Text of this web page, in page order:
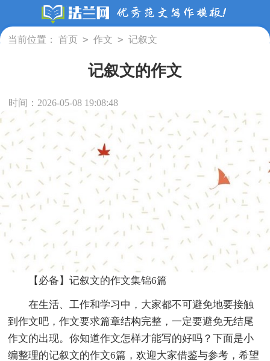
当前位置： 首页 > 作文 > 记叙文
记叙文的作文
时间：2026-05-08 19:08:48
【必备】记叙文的作文集锦6篇
在生活、工作和学习中，大家都不可避免地要接触
到作文吧，作文要求篇章结构完整，一定要避免无结尾
作文的出现。你知道作文怎样才能写的好吗？下面是小
编整理的记叙文的作文6篇，欢迎大家借鉴与参考，希望